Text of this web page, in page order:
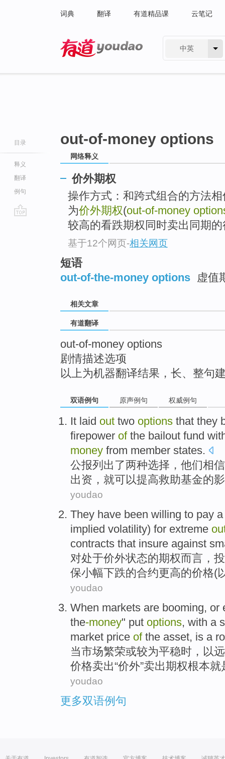
词典 翻译 有道精品课 云笔记
中英
目录
释义
翻译
例句
out-of-money options
网络释义
价外期权
操作方式：和跨式组合的方法
为价外期权(out-of-money
较高的看跌期权同时卖出同期
基于12个网页-相关网页
短语
out-of-the-money options 虚值
相关文章
有道翻译
out-of-money options
剧情描述选项
以上为机器翻译结果，长、整句
双语例句 原声例句 权威例句
It laid out two options that they
firepower of the bailout fund
money from member states.
公报列出了两种选择 ， 他们相信
出资， 就可以提高救助基金的
youdao
They have been willing to pay
implied volatility) for extreme
contracts that insure against
对处于价外状态的期权而言，
保小幅下跌的合约更高的价格(
youdao
When markets are booming, or
the-money" put options, with a
market price of the asset, is a
当市场繁荣或较为平稳时， 以远
价格卖出“价外”卖出期权根本就
youdao
更多双语例句